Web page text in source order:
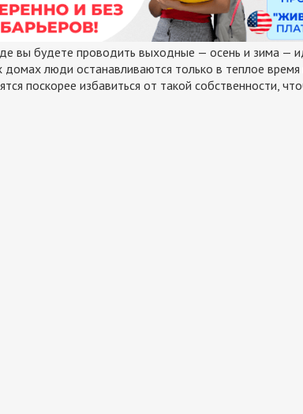
вы будете проводить выходные — осень и зима —
люди останавливаются только в теплое
поскорее избавиться от такой собственности,